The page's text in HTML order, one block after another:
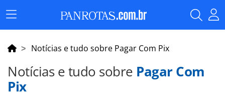
Menu
Principal
Notícias e tudo sobre Pagar Com Pix
Notícias e tudo sobre Pagar Com
Pix